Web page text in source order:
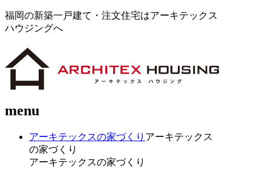
福岡の新築一戸建て・注文住宅はアーキテックス
ハウジングへ
menu
アーキテックスの家づくり アーキテックス
の家づくり
アーキテックスの家づくり